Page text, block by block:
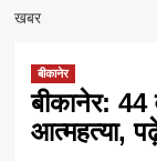
खबर
बीकानेर
बीकानेर: 44
आत्महत्या,